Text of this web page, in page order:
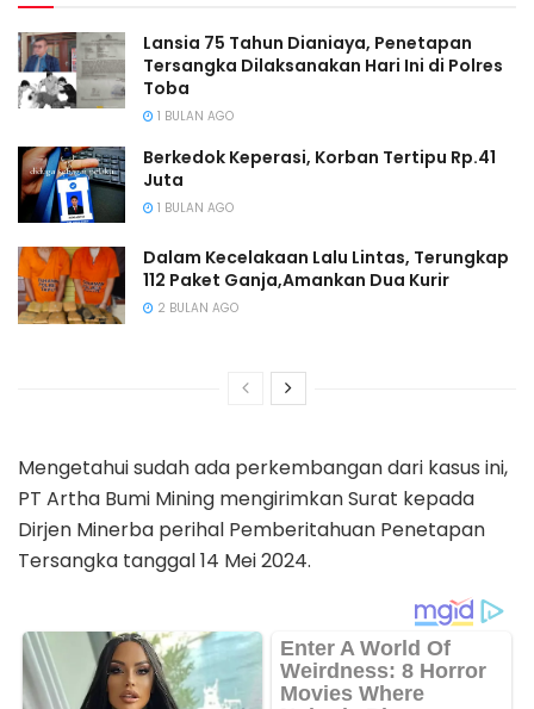
Lansia 75 Tahun Dianiaya, Penetapan
Tersangka Dilaksanakan Hari Ini di Polres
Toba
1 BULAN AGO
Berkedok Keperasi, Korban Tertipu Rp.41
Juta
1 BULAN AGO
Dalam Kecelakaan Lalu Lintas, Terungkap
112 Paket Ganja,Amankan Dua Kurir
2 BULAN AGO
Mengetahui sudah ada perkembangan dari kasus ini,
PT Artha Bumi Mining mengirimkan Surat kepada
Dirjen Minerba perihal Pemberitahuan Penetapan
Tersangka tanggal 14 Mei 2024.